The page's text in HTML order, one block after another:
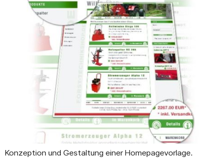
Konzeption und Gestaltung einer Homepagevorlage.